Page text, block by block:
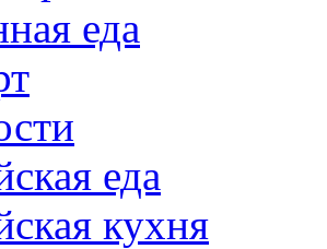
еда
еда
кухня